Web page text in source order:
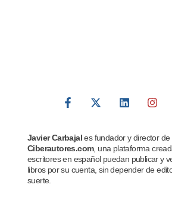
Javier Carbajales fundador y director de
Ciberautores.com, una plataforma
escritores en español puedan publicar y
libros por su cuenta, sin depender de
suerte.